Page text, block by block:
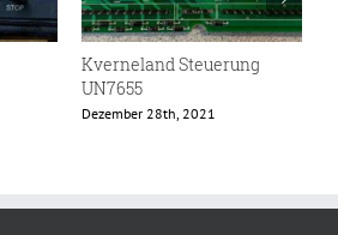
Kverneland Steuerung
UN7655
Dezember 28th, 2021